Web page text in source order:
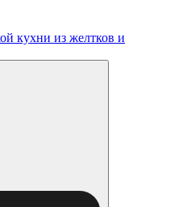
кухни из желтков и